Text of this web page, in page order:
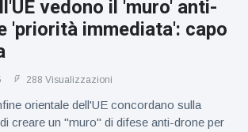
vedono il 'muro' anti-
'priorità immediata': capo
288 Visualizzazioni
orientale dell'UE concordano sulla
creare un "muro" di difese anti-drone per